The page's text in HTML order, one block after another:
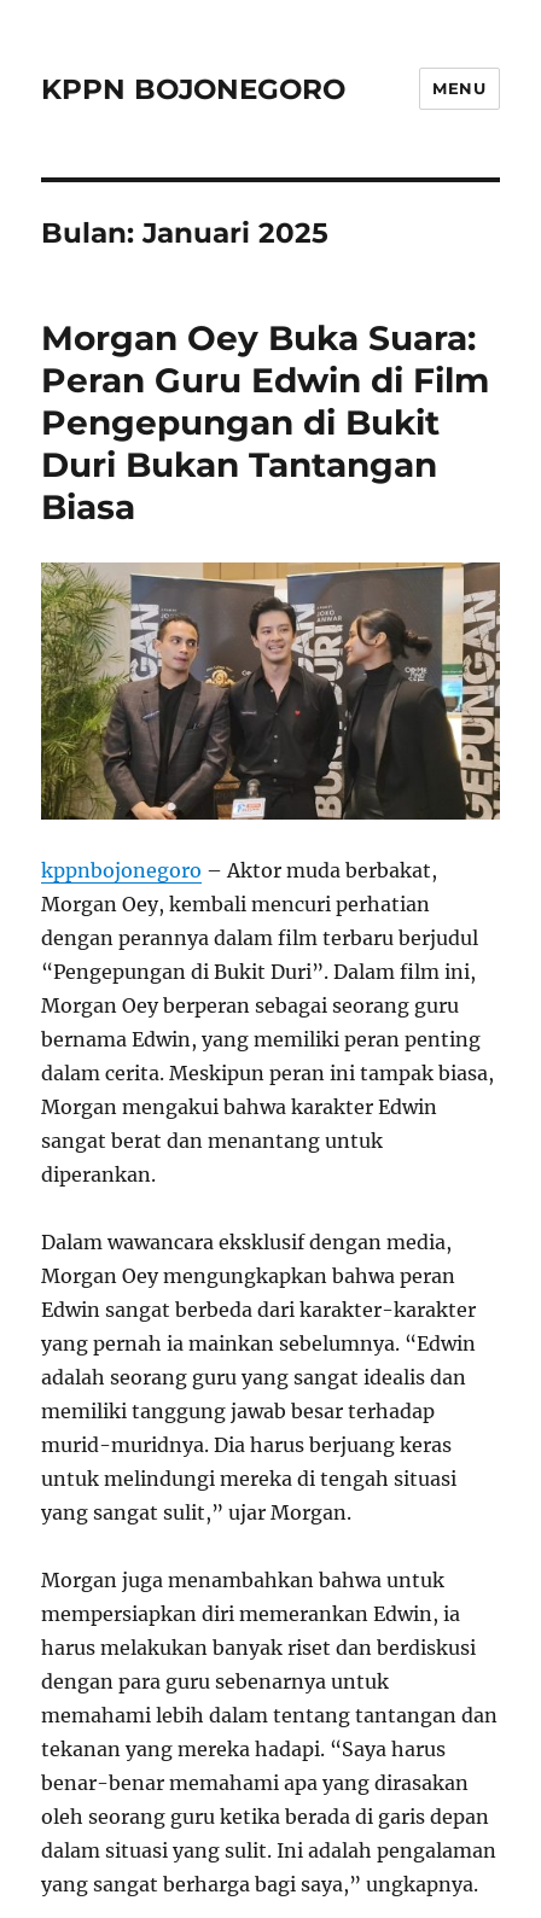
KPPN BOJONEGORO MENU
Bulan:Januari 2025
Morgan Oey Buka Suara:
Peran Guru Edwin di Film
Pengepungan di Bukit
Duri Bukan Tantangan
Biasa
kppnbojonegoro – Aktor muda berbakat,
Morgan Oey, kembali mencuri perhatian
dengan perannya dalam film terbaru berjudul
“Pengepungan di Bukit Duri”. Dalam film ini,
Morgan Oey berperan sebagai seorang guru
bernama Edwin, yang memiliki peran penting
dalam cerita. Meskipun peran ini tampak biasa,
Morgan mengakui bahwa karakter Edwin
sangat berat dan menantang untuk
diperankan.
Dalam wawancara eksklusif dengan media,
Morgan Oey mengungkapkan bahwa peran
Edwin sangat berbeda dari karakter-karakter
yang pernah ia mainkan sebelumnya. “Edwin
adalah seorang guru yang sangat idealis dan
memiliki tanggung jawab besar terhadap
murid-muridnya. Dia harus berjuang keras
untuk melindungi mereka di tengah situasi
yang sangat sulit,” ujar Morgan.
Morgan juga menambahkan bahwa untuk
mempersiapkan diri memerankan Edwin, ia
harus melakukan banyak riset dan berdiskusi
dengan para guru sebenarnya untuk
memahami lebih dalam tentang tantangan dan
tekanan yang mereka hadapi. “Saya harus
benar-benar memahami apa yang dirasakan
oleh seorang guru ketika berada di garis depan
dalam situasi yang sulit. Ini adalah pengalaman
yang sangat berharga bagi saya,” ungkapnya.